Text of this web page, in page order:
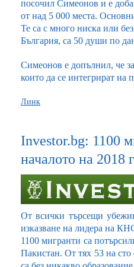
посочил Симеонов и е
от над 5 000 места.
Те са с много ниска или
България, са 50 души по
Симеонов е допълнил, че
които да се интегрират на
Линк
Investor.bg: 1100
началото на 2018
От всички търсещи
изказване на лидера на
1100 мигранти са
Пакистан. От тях 53 на сто